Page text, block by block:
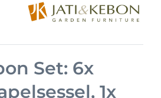
Set: 6x
1x